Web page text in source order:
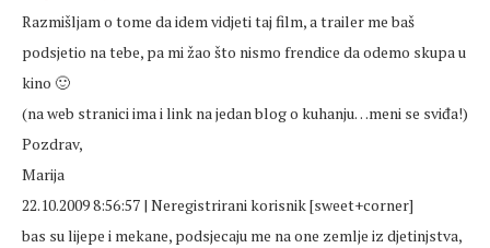
Razmišljam o tome da idem vidjeti taj film, a trailer me baš
podsjetio na tebe, pa mi žao što nismo frendice da odemo skupa u
kino 🙂
(na web stranici ima i link na jedan blog o kuhanju…meni se sviđa!)
Pozdrav,
Marija
22.10.2009 8:56:57 | Neregistrirani korisnik [sweet+corner]
bas su lijepe i mekane, podsjecaju me na one zemlje iz djetinjstva,